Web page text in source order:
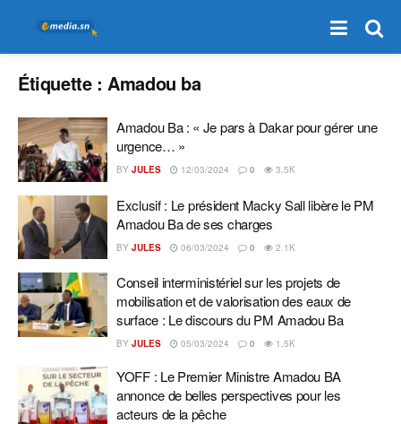
Étiquette :Amadou ba
Amadou Ba : « Je pars à Dakar pour gérer une
urgence… »
BY JULES 12/03/2024 0 3.5K
Exclusif : Le président Macky Sall libère le PM
Amadou Ba de ses charges
BY JULES 06/03/2024 0 2.1K
Conseil interministériel sur les projets de
mobilisation et de valorisation des eaux de
surface : Le discours du PM Amadou Ba
BY JULES 05/03/2024 0 1.5K
YOFF : Le Premier Ministre Amadou BA
annonce de belles perspectives pour les
acteurs de la pêche